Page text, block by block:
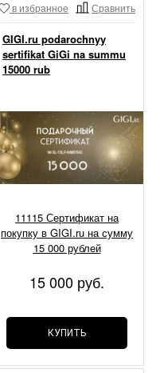
в избранное Сравнить
GIGI.ru podarochnyy
sertifikat GiGi na summu
15000 rub
11115 Сертификат на
покупку в GIGI.ru на сумму
15 000 рублей
15 000 руб.
КУПИТЬ